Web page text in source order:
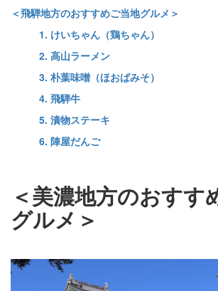
＜飛騨地方のおすすめご当地グルメ＞
1. けいちゃん（鶏ちゃん）
2. 高山ラーメン
3. 朴葉味噌（ほおばみそ）
4. 飛騨牛
5. 漬物ステーキ
6. 陣屋だんご
＜美濃地方のおすす
グルメ＞